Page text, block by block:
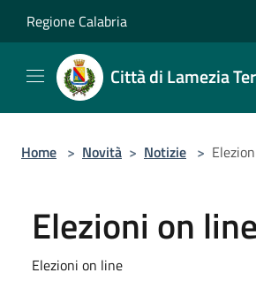
Regione Calabria
Città di Lamezia
Home > Novità > Notizie >
Elezioni on line
Elezioni on line